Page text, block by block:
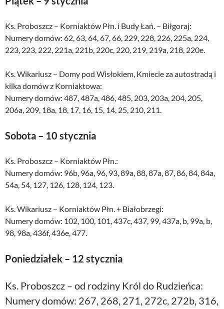
Ks. Proboszcz – Korniaktów Płn. i Budy Łań. – Biłgoraj:
Numery domów: 62, 63, 64, 67, 66, 229, 228, 226, 225a, 224,
223, 223, 222, 221a, 221b, 220c, 220, 219, 219a, 218, 220e.
Ks. Wikariusz – Domy pod Wisłokiem, Kmiecie za autostradą i
kilka domów z Korniaktowa:
Numery domów: 487, 487a, 486, 485, 203, 203a, 204, 205,
206a, 209, 18a, 18, 17, 16, 15, 14, 25, 210, 211.
Sobota – 10 stycznia
Ks. Proboszcz – Korniaktów Płn.:
Numery domów: 96b, 96a, 96, 93, 89a, 88, 87a, 87, 86, 84, 84a,
54a, 54, 127, 126, 128, 124, 123.
Ks. Wikariusz – Korniaktów Płn. + Białobrzegi:
Numery domów: 102, 100, 101, 437c, 437, 99, 437a, b, 99a, b,
98, 98a, 436f, 436e, 477.
Poniedziałek – 12 stycznia
Ks. Proboszcz – od rodziny Król do Rudzieńca:
Numery domów: 267, 268, 271, 272c, 272b, 316,